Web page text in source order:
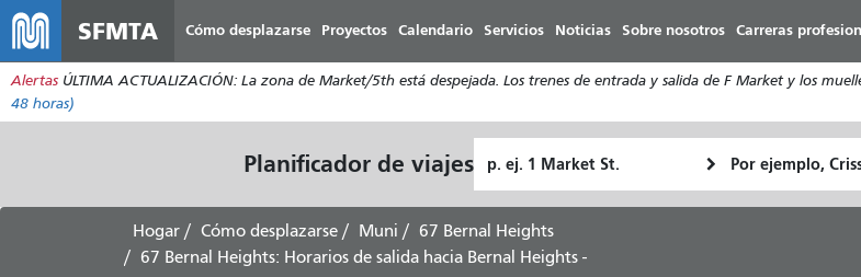
al
contenido
principal
SFMTA Cómo desplazarse Proyectos Calendario Servicios Noticias Sobre nosotros Carreras
Alertas ÚLTIMA ACTUALIZACIÓN: La zona de Market/5th está despejada. Los trenes de entrada y salida de F Market y los
48 horas)
Planificador de viajes de
partida
Hogar Cómo desplazarse Muni
67 Bernal Heights
67 Bernal Heights: Horarios de salida hacia Bernal Heights -